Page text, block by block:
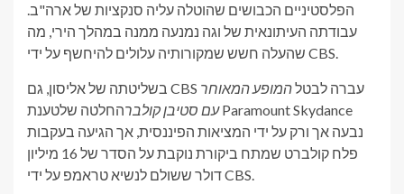
הפלסטיניים הכבושים שהוטלה עליה סנקציות של ארה"ב.
עבודתה העיתונאית של וגה נמנעה ממנה במהלך הירי, מה
שהעלה חשש שמקורותיה עלולים להיחשף על ידי CBS.
בשליטתה של אליסון, גם CBS עברה לבטלהמופע המאוחר
עם סטיבן קולברהחלטה שלטענת Paramount Skydance
נבעה אך ורק על ידי המציאות הפיננסית, אך הגיעה בעקבות
פלח קולברט שמתח ביקורת נוקבת על הסדר של 16 מיליון
דולר ששולם לנשיא טראמפ על ידי CBS.